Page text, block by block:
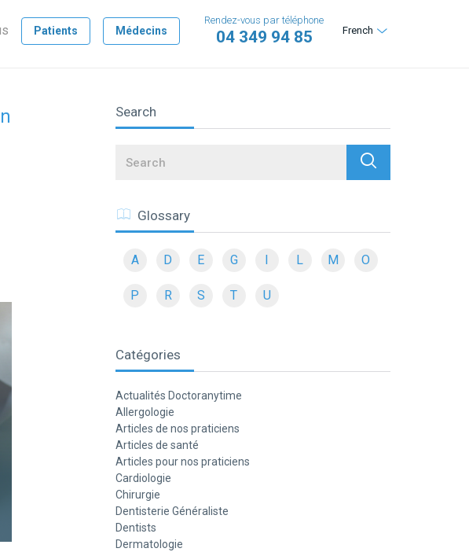
Patients Médecins French
Rendez-vous par téléphone
04 349 94 85
Search
Search
Glossary
A D E G I L M O
P R S T U
Catégories
Actualités Doctoranytime
Allergologie
Articles de nos praticiens
Articles de santé
Articles pour nos praticiens
Cardiologie
Chirurgie
Dentisterie Généraliste
Dentists
Dermatologie